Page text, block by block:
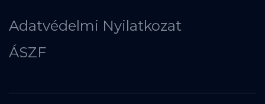
Adatvédelmi Nyilatkozat
ÁSZF